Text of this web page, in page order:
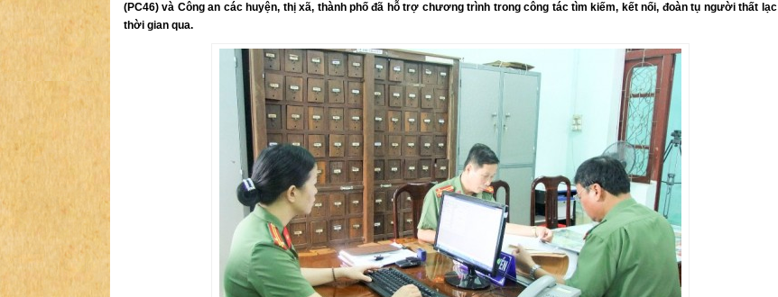
(PC46) và Công an các huyện, thị xã, thành phố đã hỗ trợ chương trình trong công tác tìm kiếm, kết nối, đoàn tụ người thất lạc
thời gian qua.